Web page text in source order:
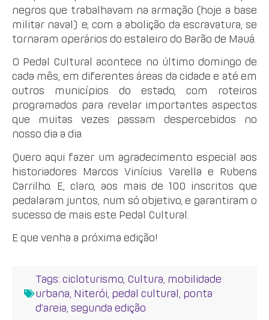
negros que trabalhavam na armação (hoje a base
militar naval) e, com a abolição da escravatura, se
tornaram operários do estaleiro do Barão de Mauá.
O Pedal Cultural acontece no último domingo de
cada mês, em diferentes áreas da cidade e até em
outros municípios do estado, com roteiros
programados para revelar importantes aspectos
que muitas vezes passam despercebidos no
nosso dia a dia.
Quero aqui fazer um agradecimento especial aos
historiadores Marcos Vinícius Varella e Rubens
Carrilho. E, claro, aos mais de 100 inscritos que
pedalaram juntos, num só objetivo, e garantiram o
sucesso de mais este Pedal Cultural.
E que venha a próxima edição!
Tags: cicloturismo Cultura mobilidade
urbana Niterói pedal cultural ponta
d'areia segunda edição